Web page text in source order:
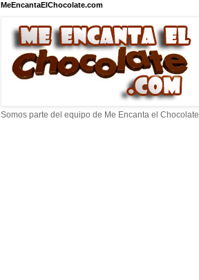
MeEncantaElChocolate.com
Somos parte del equipo de Me Encanta el Chocolate